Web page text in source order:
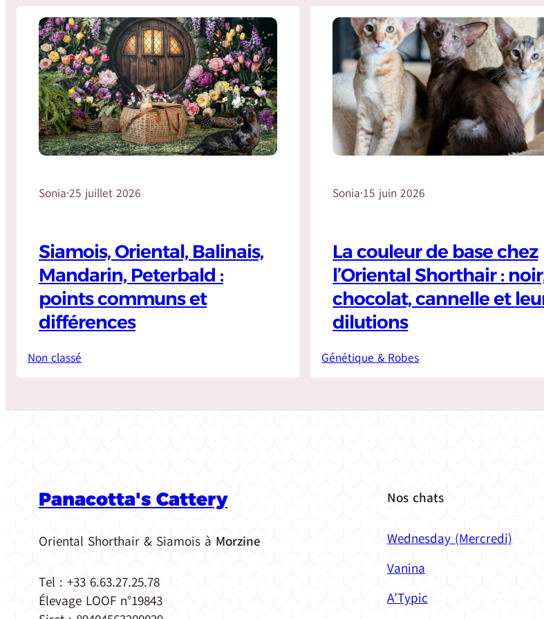
Sonia·25 juillet 2026
Siamois, Oriental, Balinais,
Mandarin, Peterbald :
points communs et
différences
Non classé
Sonia·15 juin 2026
La couleur de base chez
l’Oriental Shorthair :
chocolat, cannelle et
dilutions
Génétique & Robes
Panacotta's Cattery
Oriental Shorthair & Siamois à Morzine
Tel : +33 6.63.27.25.78
Élevage LOOF n°19843
Nos chats
Wednesday (Mercredi)
Vanina
A’Typic